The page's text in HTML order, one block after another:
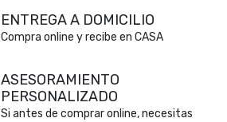
ENTREGA A DOMICILIO
Compra online y recibe en CASA
ASESORAMIENTO
PERSONALIZADO
Si antes de comprar online, necesitas